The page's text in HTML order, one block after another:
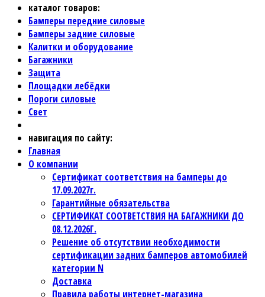
каталог товаров:
Бамперы передние силовые
Бамперы задние силовые
Калитки и оборудование
Багажники
Защита
Площадки лебёдки
Пороги силовые
Свет
навигация по сайту:
Главная
О компании
Сертификат соответствия на бамперы до
17.09.2027г.
Гарантийные обязательства
СЕРТИФИКАТ СООТВЕТСТВИЯ НА БАГАЖНИКИ ДО
08.12.2026Г.
Решение об отсутствии необходимости
сертификации задних бамперов автомобилей
категории N
Доставка
Правила работы интернет-магазина